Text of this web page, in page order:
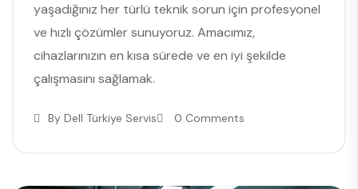
yaşadığınız her türlü teknik sorun için profesyonel
ve hızlı çözümler sunuyoruz. Amacımız,
cihazlarınızın en kısa sürede ve en iyi şekilde
çalışmasını sağlamak.
By Dell Türkiye Servis 0 Comments